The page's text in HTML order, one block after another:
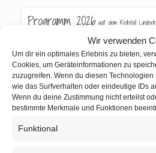
Wir verwenden
Um dir ein optimales Erlebnis zu bieten,
Cookies, um Geräteinformationen zu
zuzugreifen. Wenn du diesen
wie das Surfverhalten oder eindeutige IDs
Wenn du deine Zustimmung nicht erteilst
bestimmte Merkmale und Funktionen
Funktional